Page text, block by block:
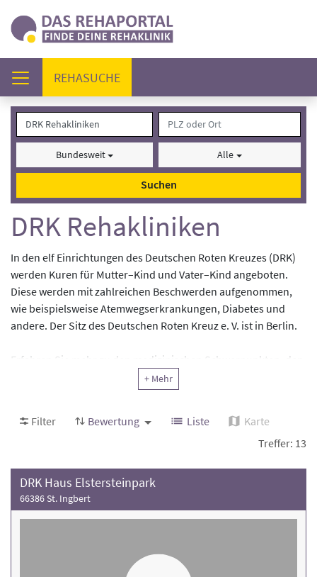
REHASUCHE(AKTUELL)
Bundesweit Alle
Suchen
DRK Rehakliniken
In den elf Einrichtungen des Deutschen Roten Kreuzes (DRK)
werden Kuren für Mutter–Kind und Vater–Kind angeboten.
Diese werden mit zahlreichen Beschwerden aufgenommen,
wie beispielsweise Atemwegserkrankungen, Diabetes und
andere. Der Sitz des Deutschen Roten Kreuz e. V. ist in Berlin.
Erfahren Sie mehr zu den medizinischen Schwerpunkten, den
Patientenzimmern, dem Behandlungsangebot und der
Patientenzufriedenheit derDRK Rehakliniken
kompetent zur Seite steht. Nehmen Sie direkt Kontakt mit den
+ Mehr
Filter Bewertung Liste
Karte
Treffer: 13
DRK Haus Elstersteinpark
66386 St. Ingbert